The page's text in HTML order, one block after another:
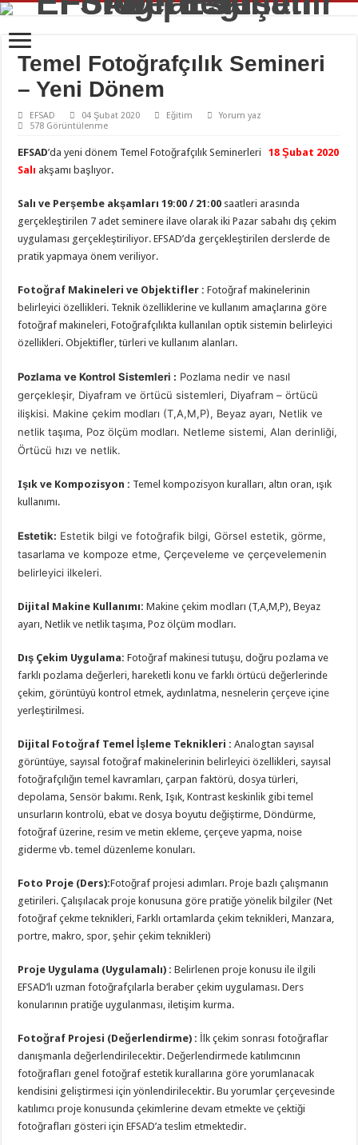
Temel Fotoğrafçılık Semineri
– Yeni Dönem
EFSAD 04 Şubat 2020 Eğitim
Yorum yaz
578 Görüntülenme
EFSAD’da yeni dönem Temel Fotoğrafçılık Seminerleri
18 Şubat 2020
Salı akşamı başlıyor.
Salı ve Perşembe akşamları 19:00 / 21:00 saatleri arasında
gerçekleştirilen 7 adet seminere ilave olarak iki Pazar sabahı dış çekim
uygulaması gerçekleştiriliyor. EFSAD’da gerçekleştirilen derslerde de
pratik yapmaya önem veriliyor.
Fotoğraf Makineleri ve Objektifler : Fotoğraf makinelerinin
belirleyici özellikleri. Teknik özelliklerine ve kullanım amaçlarına göre
fotoğraf makineleri, Fotoğrafçılıkta kullanılan optik sistemin belirleyici
özellikleri. Objektifler, türleri ve kullanım alanları.
Pozlama ve Kontrol Sistemleri : Pozlama nedir ve nasıl
gerçekleşir, Diyafram ve örtücü sistemleri, Diyafram – örtücü
ilişkisi. Makine çekim modları (T,A,M,P), Beyaz ayarı, Netlik ve
netlik taşıma, Poz ölçüm modları. Netleme sistemi, Alan derinliği,
Örtücü hızı ve netlik.
Işık ve Kompozisyon : Temel kompozisyon kuralları, altın oran, ışık
kullanımı.
Estetik: Estetik bilgi ve fotoğrafik bilgi, Görsel estetik, görme,
tasarlama ve kompoze etme, Çerçeveleme ve çerçevelemenin
belirleyici ilkeleri.
Dijital Makine Kullanımı: Makine çekim modları (T,A,M,P), Beyaz
ayarı, Netlik ve netlik taşıma, Poz ölçüm modları.
Dış Çekim Uygulama: Fotoğraf makinesi tutuşu, doğru pozlama ve
farklı pozlama değerleri, hareketli konu ve farklı örtücü değerlerinde
çekim, görüntüyü kontrol etmek, aydınlatma, nesnelerin çerçeve içine
yerleştirilmesi.
Dijital Fotoğraf Temel İşleme Teknikleri : Analogtan sayısal
görüntüye, sayısal fotoğraf makinelerinin belirleyici özellikleri, sayısal
fotoğrafçılığın temel kavramları, çarpan faktörü, dosya türleri,
depolama, Sensör bakımı. Renk, Işık, Kontrast keskinlik gibi temel
unsurların kontrolü, ebat ve dosya boyutu değiştirme, Döndürme,
fotoğraf üzerine, resim ve metin ekleme, çerçeve yapma, noise
giderme vb. temel düzenleme konuları.
Foto Proje (Ders):Fotoğraf projesi adımları. Proje bazlı çalışmanın
getirileri. Çalışılacak proje konusuna göre pratiğe yönelik bilgiler (Net
fotoğraf çekme teknikleri, Farklı ortamlarda çekim teknikleri, Manzara,
portre, makro, spor, şehir çekim teknikleri)
Proje Uygulama (Uygulamalı) : Belirlenen proje konusu ile ilgili
EFSAD’lı uzman fotoğrafçılarla beraber çekim uygulaması. Ders
konularının pratiğe uygulanması, iletişim kurma.
Fotoğraf Projesi (Değerlendirme) : İlk çekim sonrası fotoğraflar
danışmanla değerlendirilecektir. Değerlendirmede katılımcının
fotoğrafları genel fotoğraf estetik kurallarına göre yorumlanacak
kendisini geliştirmesi için yönlendirilecektir. Bu yorumlar çerçevesinde
katılımcı proje konusunda çekimlerine devam etmekte ve çektiği
fotoğrafları gösteri için EFSAD’a teslim etmektedir.